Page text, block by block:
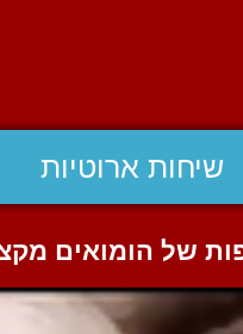
שיחות ארוטיות
של הומואים